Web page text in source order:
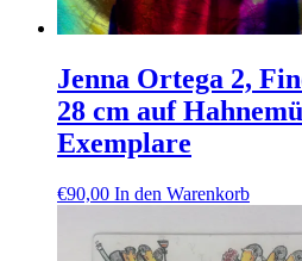
Jenna Ortega 2,
28 cm auf
Exemplare
€90,00 In den Warenkorb